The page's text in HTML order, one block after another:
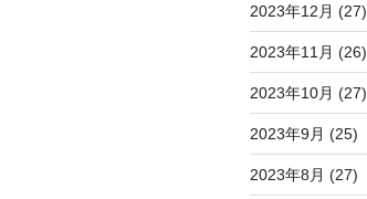
2023年12月 (27)
2023年11月 (26)
2023年10月 (27)
2023年9月 (25)
2023年8月 (27)